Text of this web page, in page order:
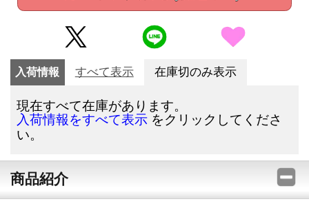
入荷情報 すべて表示 在庫切のみ表示
現在すべて在庫があります。
入荷情報をすべて表示 をクリックしてくださ
い。
商品紹介